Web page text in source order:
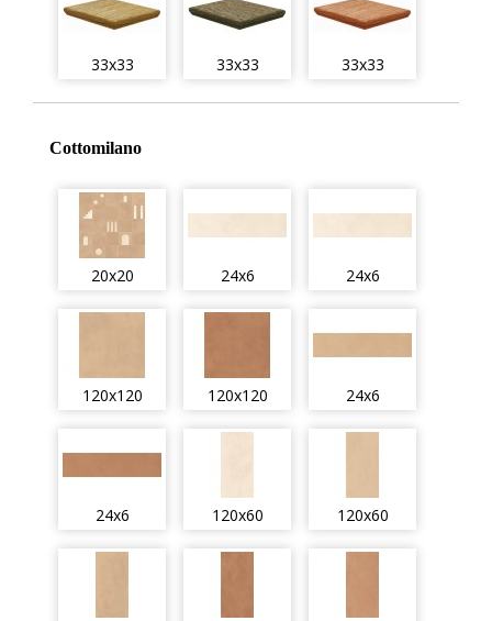
33x33 33x33 33x33
Cottomilano
20x20 24x6 24x6
120x120 120x120 24x6
24x6 120x60 120x60